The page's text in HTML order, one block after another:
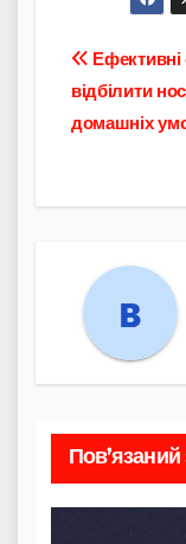
відбілити
домашніх
Пов’язаний